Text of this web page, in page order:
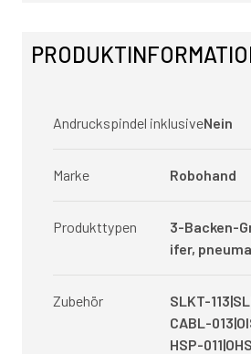
Andruckspindel inklusiveNein
Marke Robohand
Produkttypen
3-Backen-
ifer,
Zubehör
SLKT-
CABL-
HSP-